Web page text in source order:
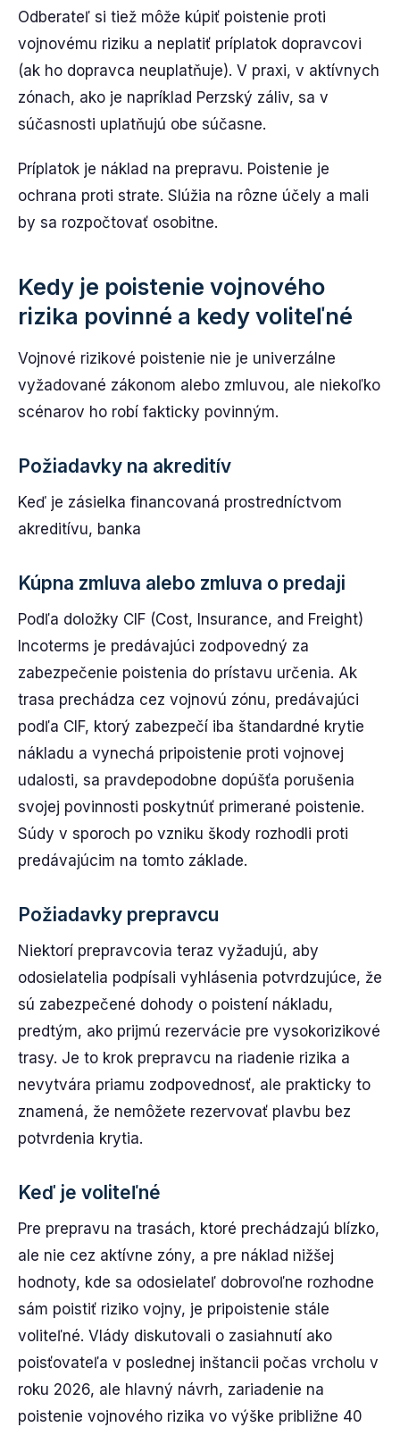
Odberateľ si tiež môže kúpiť poistenie proti
vojnovému riziku a neplatiť príplatok dopravcovi
(ak ho dopravca neuplatňuje). V praxi, v aktívnych
zónach, ako je napríklad Perzský záliv, sa v
súčasnosti uplatňujú obe súčasne.
Príplatok je náklad na prepravu. Poistenie je
ochrana proti strate. Slúžia na rôzne účely a mali
by sa rozpočtovať osobitne.
Kedy je poistenie vojnového
rizika povinné a kedy voliteľné
Vojnové rizikové poistenie nie je univerzálne
vyžadované zákonom alebo zmluvou, ale niekoľko
scénarov ho robí fakticky povinným.
Požiadavky na akreditív
Keď je zásielka financovaná prostredníctvom
akreditívu, banka
Kúpna zmluva alebo zmluva o predaji
Podľa doložky CIF (Cost, Insurance, and Freight)
Incoterms je predávajúci zodpovedný za
zabezpečenie poistenia do prístavu určenia. Ak
trasa prechádza cez vojnovú zónu, predávajúci
podľa CIF, ktorý zabezpečí iba štandardné krytie
nákladu a vynechá pripoistenie proti vojnovej
udalosti, sa pravdepodobne dopúšťa porušenia
svojej povinnosti poskytnúť primerané poistenie.
Súdy v sporoch po vzniku škody rozhodli proti
predávajúcim na tomto základe.
Požiadavky prepravcu
Niektorí prepravcovia teraz vyžadujú, aby
odosielatelia podpísali vyhlásenia potvrdzujúce, že
sú zabezpečené dohody o poistení nákladu,
predtým, ako prijmú rezervácie pre vysokorizikové
trasy. Je to krok prepravcu na riadenie rizika a
nevytvára priamu zodpovednosť, ale prakticky to
znamená, že nemôžete rezervovať plavbu bez
potvrdenia krytia.
Keď je voliteľné
Pre prepravu na trasách, ktoré prechádzajú blízko,
ale nie cez aktívne zóny, a pre náklad nižšej
hodnoty, kde sa odosielateľ dobrovoľne rozhodne
sám poistiť riziko vojny, je pripoistenie stále
voliteľné. Vlády diskutovali o zasiahnutí ako
poisťovateľa v poslednej inštancii počas vrcholu v
roku 2026, ale hlavný návrh, zariadenie na
poistenie vojnového rizika vo výške približne 40